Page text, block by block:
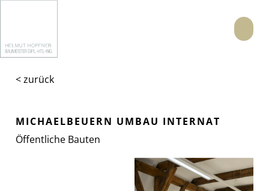
Menü
< zurück
MICHAELBEUERN UMBAU INTERNAT
Öffentliche Bauten